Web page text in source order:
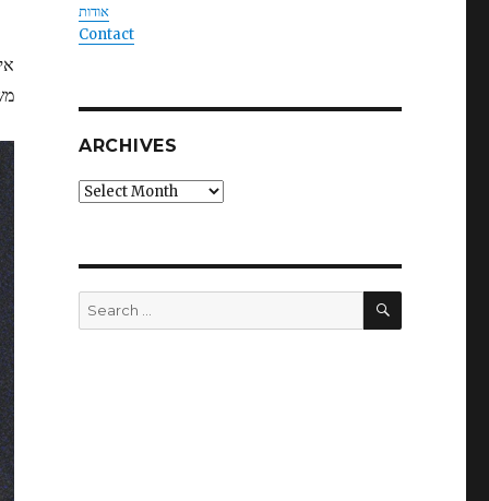
אודות
Contact
ARCHIVES
Archives
Search
for:
SEARCH